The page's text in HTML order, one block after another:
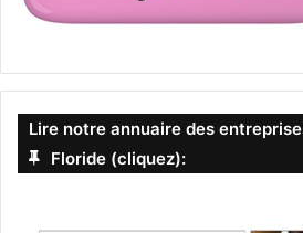
Lire notre annuaire des
Floride (cliquez):